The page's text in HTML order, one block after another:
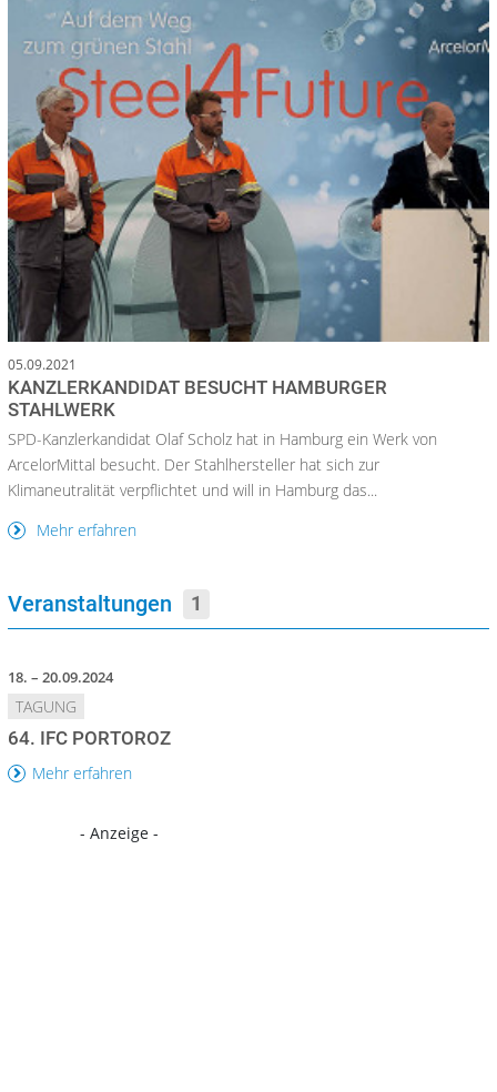
05.09.2021
KANZLERKANDIDAT BESUCHT HAMBURGER
STAHLWERK
SPD-Kanzlerkandidat Olaf Scholz hat in Hamburg ein Werk von
ArcelorMittal besucht. Der Stahlhersteller hat sich zur
Klimaneutralität verpflichtet und will in Hamburg das...
Mehr erfahren
Veranstaltungen 1
18. – 20.09.2024
TAGUNG
64. IFC PORTOROZ
Mehr erfahren
- Anzeige -